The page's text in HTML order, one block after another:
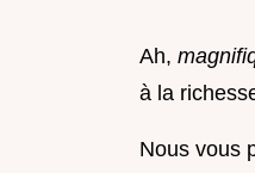
Ah,
à la
Nous vous